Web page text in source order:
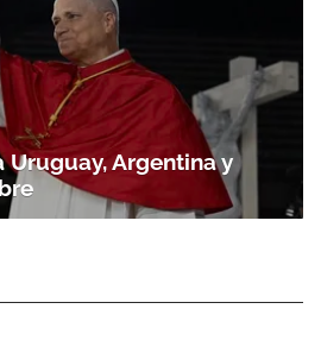
Uruguay, Argentina y